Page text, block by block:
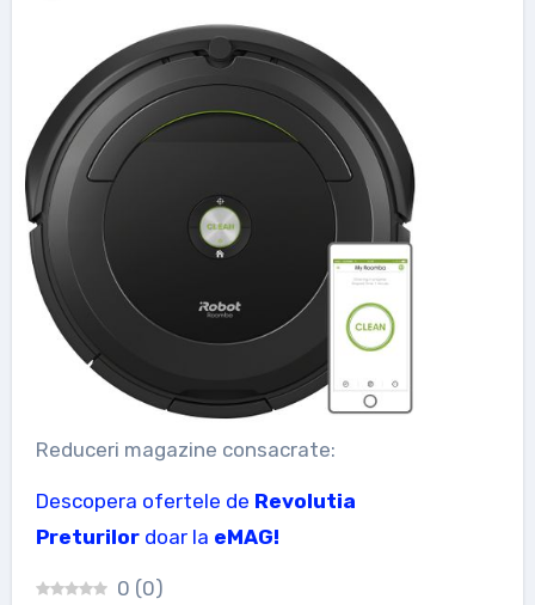
Reduceri magazine consacrate:
Descopera ofertele de Revolutia
Preturilor doar la eMAG!
0 (0)